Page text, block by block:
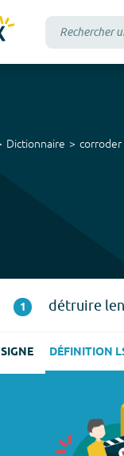
Dictionnaire corroder
1 détruire
SIGNE DÉFINITION